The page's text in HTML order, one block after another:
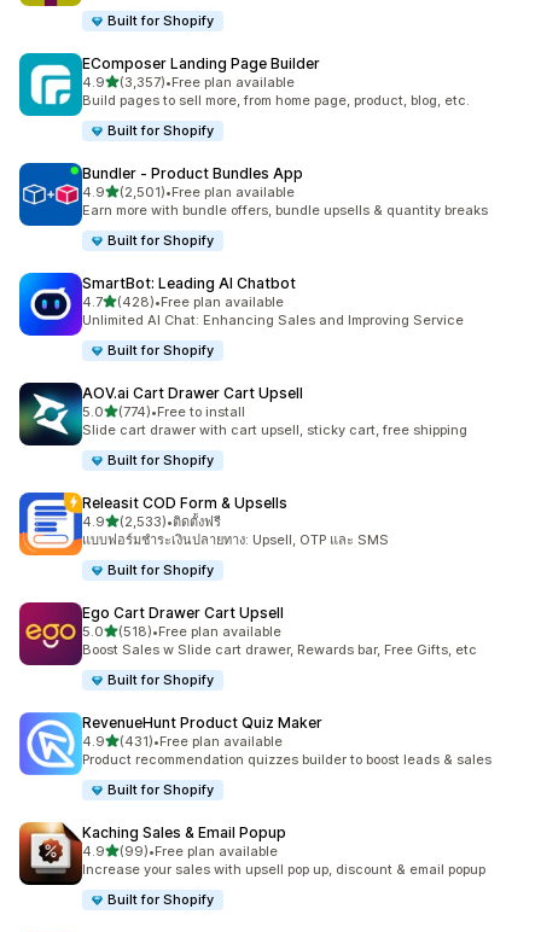
Built for Shopify
EComposer Landing Page Builder
4.9เต็ม 5 ดาว
(3,357)
ทั้งหมด 3357 รีวิว
•Free plan available
Build pages to sell more, from home page, product, blog, etc.
Built for Shopify
Bundler ‑ Product Bundles App
4.9เต็ม 5 ดาว
(2,501)
ทั้งหมด 2501 รีวิว
•Free plan available
Earn more with bundle offers, bundle upsells & quantity breaks
Built for Shopify
SmartBot: Leading AI Chatbot
4.7เต็ม 5 ดาว
(428)
ทั้งหมด 428 รีวิว
•Free plan available
Unlimited AI Chat: Enhancing Sales and Improving Service
Built for Shopify
AOV.ai Cart Drawer Cart Upsell
5.0เต็ม 5 ดาว
(774)
ทั้งหมด 774 รีวิว
•Free to install
Slide cart drawer with cart upsell, sticky cart, free shipping
Built for Shopify
Releasit COD Form & Upsells
4.9เต็ม 5 ดาว
(2,533)
ทั้งหมด 2533 รีวิว
•ติดตั้งฟรี
แบบฟอร์มชำระเงินปลายทาง: Upsell, OTP และ SMS
Built for Shopify
Ego Cart Drawer Cart Upsell
5.0เต็ม 5 ดาว
(518)
ทั้งหมด 518 รีวิว
•Free plan available
Boost Sales w Slide cart drawer, Rewards bar, Free Gifts, etc
Built for Shopify
RevenueHunt Product Quiz Maker
4.9เต็ม 5 ดาว
(431)
ทั้งหมด 431 รีวิว
•Free plan available
Product recommendation quizzes builder to boost leads & sales
Built for Shopify
Kaching Sales & Email Popup
4.9เต็ม 5 ดาว
(99)
ทั้งหมด 99 รีวิว
•Free plan available
Increase your sales with upsell pop up, discount & email popup
Built for Shopify